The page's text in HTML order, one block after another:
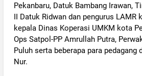
Pekanbaru, Datuk Bambang Irawan,
II Datuk Ridwan dan pengurus LAMR
kepala Dinas Koperasi UMKM kota
Ops Satpol-PP Amrullah Putra,
Puluh serta beberapa para pedagang
Nur.